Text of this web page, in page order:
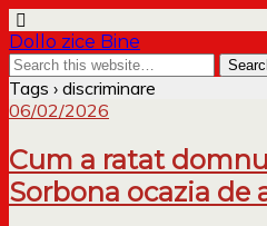
Dollo zice Bine
Tags › discriminare
06/02/2026
Cum a ratat
Sorbona ocazia de